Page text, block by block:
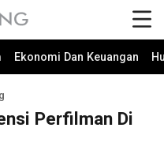
Ekonomi Dan Keuangan
Perfilman Di